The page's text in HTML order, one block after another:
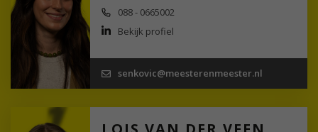
088 - 0665002
Bekijk profiel
senkovic@meesterenmeester.nl